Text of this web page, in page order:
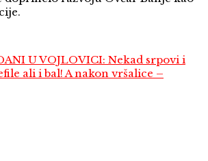
U VOJLOVICI: Nekad srpovi i
ali i bal! A nakon vršalice –